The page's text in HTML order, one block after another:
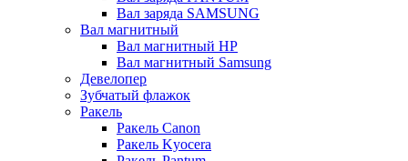
Вал заряда SAMSUNG
Вал магнитный
Вал магнитный HP
Вал магнитный Samsung
Девелопер
Зубчатый флажок
Ракель
Ракель Canon
Ракель Kyocera